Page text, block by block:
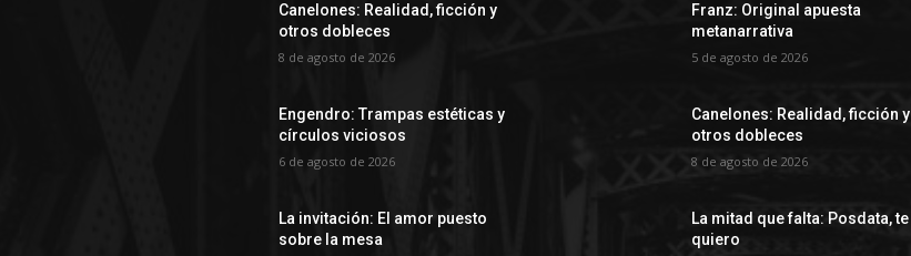
Canelones: Realidad, ficción y
otros dobleces
8 de agosto de 2026
Engendro: Trampas estéticas y
círculos viciosos
6 de agosto de 2026
La invitación: El amor puesto
sobre la mesa
Franz: Original apuesta
metanarrativa
5 de agosto de 2026
Canelones: Realidad, ficción y
otros dobleces
8 de agosto de 2026
La mitad que falta: Posdata, te
quiero